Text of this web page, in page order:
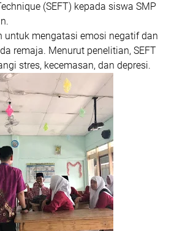
(SEFT) kepada siswa SMP
untuk mengatasi emosi negatif dan
remaja. Menurut penelitian, SEFT
stres, kecemasan, dan depresi.